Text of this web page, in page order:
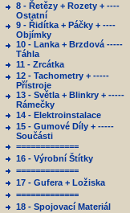
8 - Řetězy + Rozety + ----
Ostatní
9 - Řidítka + Páčky + ----
Objímky
10 - Lanka + Brzdová -----
Táhla
11 - Zrcátka
12 - Tachometry + -----
Přístroje
13 - Světla + Blinkry + -----
Rámečky
14 - Elektroinstalace
15 - Gumové Díly + -----
Součásti
=============
16 - Výrobní Štítky
=============
17 - Gufera + Ložiska
=============
18 - Spojovací Materiál